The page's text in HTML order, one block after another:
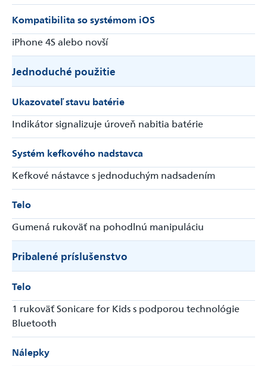
Kompatibilita so systémom iOS
iPhone 4S alebo novší
Jednoduché použitie
Ukazovateľ stavu batérie
Indikátor signalizuje úroveň nabitia batérie
Systém kefkového nadstavca
Kefkové nástavce s jednoduchým nadsadením
Telo
Gumená rukoväť na pohodlnú manipuláciu
Pribalené príslušenstvo
Telo
1 rukoväť Sonicare for Kids s podporou technológie
Bluetooth
Nálepky
Powered by chaterimo